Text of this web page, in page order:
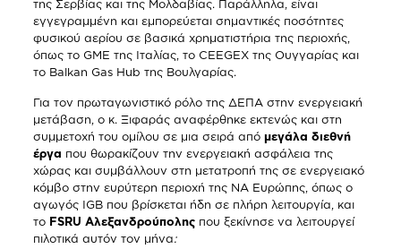
της Σερβίας και της Μολδαβίας. Παράλληλα, είναι
εγγεγραμμένη και εμπορεύεται σημαντικές ποσότητες
φυσικού αερίου σε βασικά χρηματιστήρια της περιοχής,
όπως το GME της Ιταλίας, το CEEGEX της Ουγγαρίας και
το Balkan Gas Hub της Βουλγαρίας.
Για τον πρωταγωνιστικό ρόλο της ΔΕΠΑ στην ενεργειακή
μετάβαση, ο κ. Ξιφαράς αναφέρθηκε εκτενώς και στη
συμμετοχή του ομίλου σε μια σειρά από μεγάλα διεθνή
έργα που θωρακίζουν την ενεργειακή ασφάλεια της
χώρας και συμβάλλουν στη μετατροπή της σε ενεργειακό
κόμβο στην ευρύτερη περιοχή της ΝΑ Ευρώπης, όπως ο
αγωγός IGB που βρίσκεται ήδη σε πλήρη λειτουργία, και
το FSRU Αλεξανδρούποληςπου ξεκίνησε να λειτουργεί
πιλοτικά αυτόν τον μήνα: